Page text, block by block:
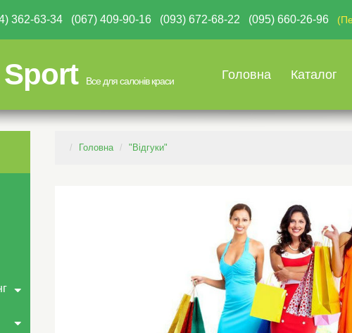
362-63-34 (067) 409-90-16 (093) 672-68-22 (095) 660-26-96
Все для салонів краси Головна Каталог
Головна "Відгуки"